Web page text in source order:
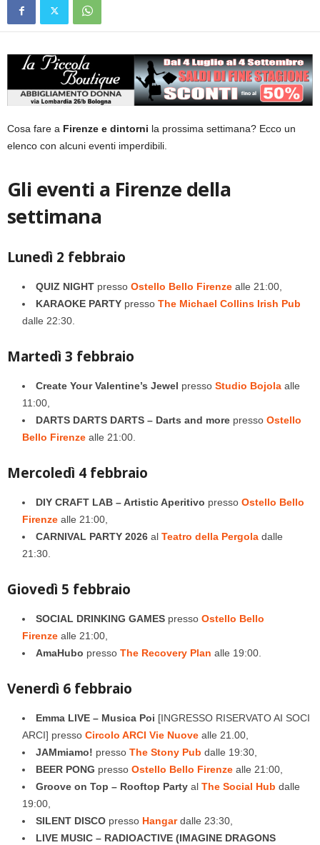
Cosa fare a Firenze e dintorni la prossima settimana? Ecco un
elenco con alcuni eventi imperdibili.
Gli eventi a Firenze della
settimana
Lunedì 2 febbraio
QUIZ NIGHT presso Ostello Bello Firenze alle 21:00,
KARAOKE PARTY presso The Michael Collins Irish Pub
dalle 22:30.
Martedì 3 febbraio
Create Your Valentine’s Jewel presso Studio Bojola alle
11:00,
DARTS DARTS DARTS – Darts and more presso Ostello
Bello Firenze alle 21:00.
Mercoledì 4 febbraio
DIY CRAFT LAB – Artistic Aperitivo presso Ostello Bello
Firenze alle 21:00,
CARNIVAL PARTY 2026 al Teatro della Pergola dalle
21:30.
Giovedì 5 febbraio
SOCIAL DRINKING GAMES presso Ostello Bello
Firenze alle 21:00,
AmaHubo presso The Recovery Plan alle 19:00.
Venerdì 6 febbraio
Emma LIVE – Musica Poi [INGRESSO RISERVATO AI SOCI
ARCI] presso Circolo ARCI Vie Nuove alle 21.00,
JAMmiamo! presso The Stony Pub dalle 19:30,
BEER PONG presso Ostello Bello Firenze alle 21:00,
Groove on Top – Rooftop Party al The Social Hub dalle
19:00,
SILENT DISCO presso Hangar dalle 23:30,
LIVE MUSIC – RADIOACTIVE (IMAGINE DRAGONS